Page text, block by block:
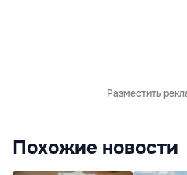
Разместить
Похожие новости